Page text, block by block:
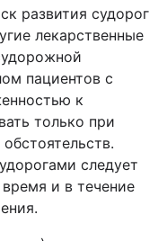
развития судорог
лекарственные
пациентов с
к
только при
следует
и в течение